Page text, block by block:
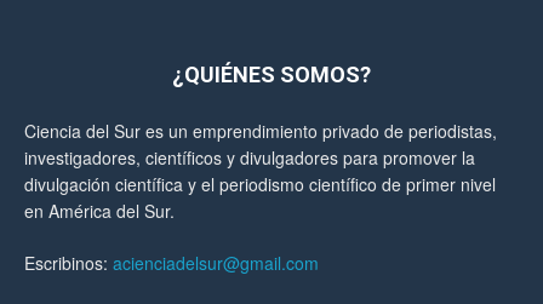
¿QUIÉNES SOMOS?
Ciencia del Sur es un emprendimiento privado de periodistas,
investigadores, científicos y divulgadores para promover la
divulgación científica y el periodismo científico de primer nivel
en América del Sur.
Escribinos: acienciadelsur@gmail.com